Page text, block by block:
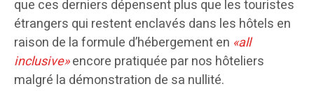
que ces derniers dépensent plus que les touristes
étrangers qui restent enclavés dans les hôtels en
raison de la formule d’hébergement en «all
inclusive»encore pratiquée par nos hôteliers
malgré la démonstration de sa nullité.